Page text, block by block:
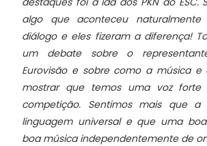
algo que aconteceu
diálogo e eles fizeram a diferença!
um debate sobre o
Eurovisão e sobre como a música
mostrar que temos uma voz forte
competição. Sentimos mais que
linguagem universal e que uma
boa música independentemente de